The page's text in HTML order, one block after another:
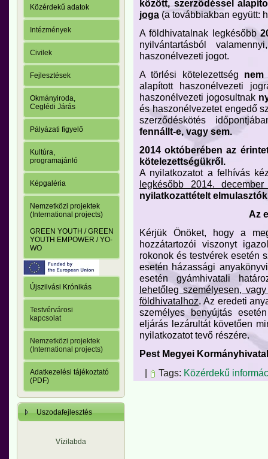
Közérdekű adatok
Intézmények
Civilek
Fejlesztések
Okmányiroda,
Ceglédi Járás
Pályázati figyelő
Kultúra,
programajánló
Képgaléria
Nemzetközi projektek
(International projects)
GREEN YOUTH / GREEN
YOUTH EMPOWER / YO-
WO
Újszilvási Krónikás
Testvérvárosi
kapcsolat
Nemzetközi projektek
(International projects)
Adatkezelési tájékoztató
(PDF)
Uszodafejlesztés
Vízilabda
között, szerződéssel
joga (a továbbiakban együtt:
A földhivatalnak legkésőbb
nyilvántartásból
haszonélvezeti jogot.
A törlési kötelezettség
alapított haszonélvezeti
haszonélvezeti jogosultnak
és haszonélvezetet engedő
szerződéskötés
fennállt-e, vagy sem.
2014 októberében az
kötelezettségükről.
A nyilatkozatot a felhívás
legkésőbb 2014.
nyilatkozattételt
Az
Kérjük Önöket, hogy a
hozzátartozói viszonyt
rokonok és testvérek esetén
esetén házassági
esetén gyámhivatali
lehetőleg személyesen,
földhivatalhoz. Az eredeti
személyes benyújtás
eljárás lezárultát követően
nyilatkozatot tevő részére.
Pest Megyei
|
Tags: Közérdekű